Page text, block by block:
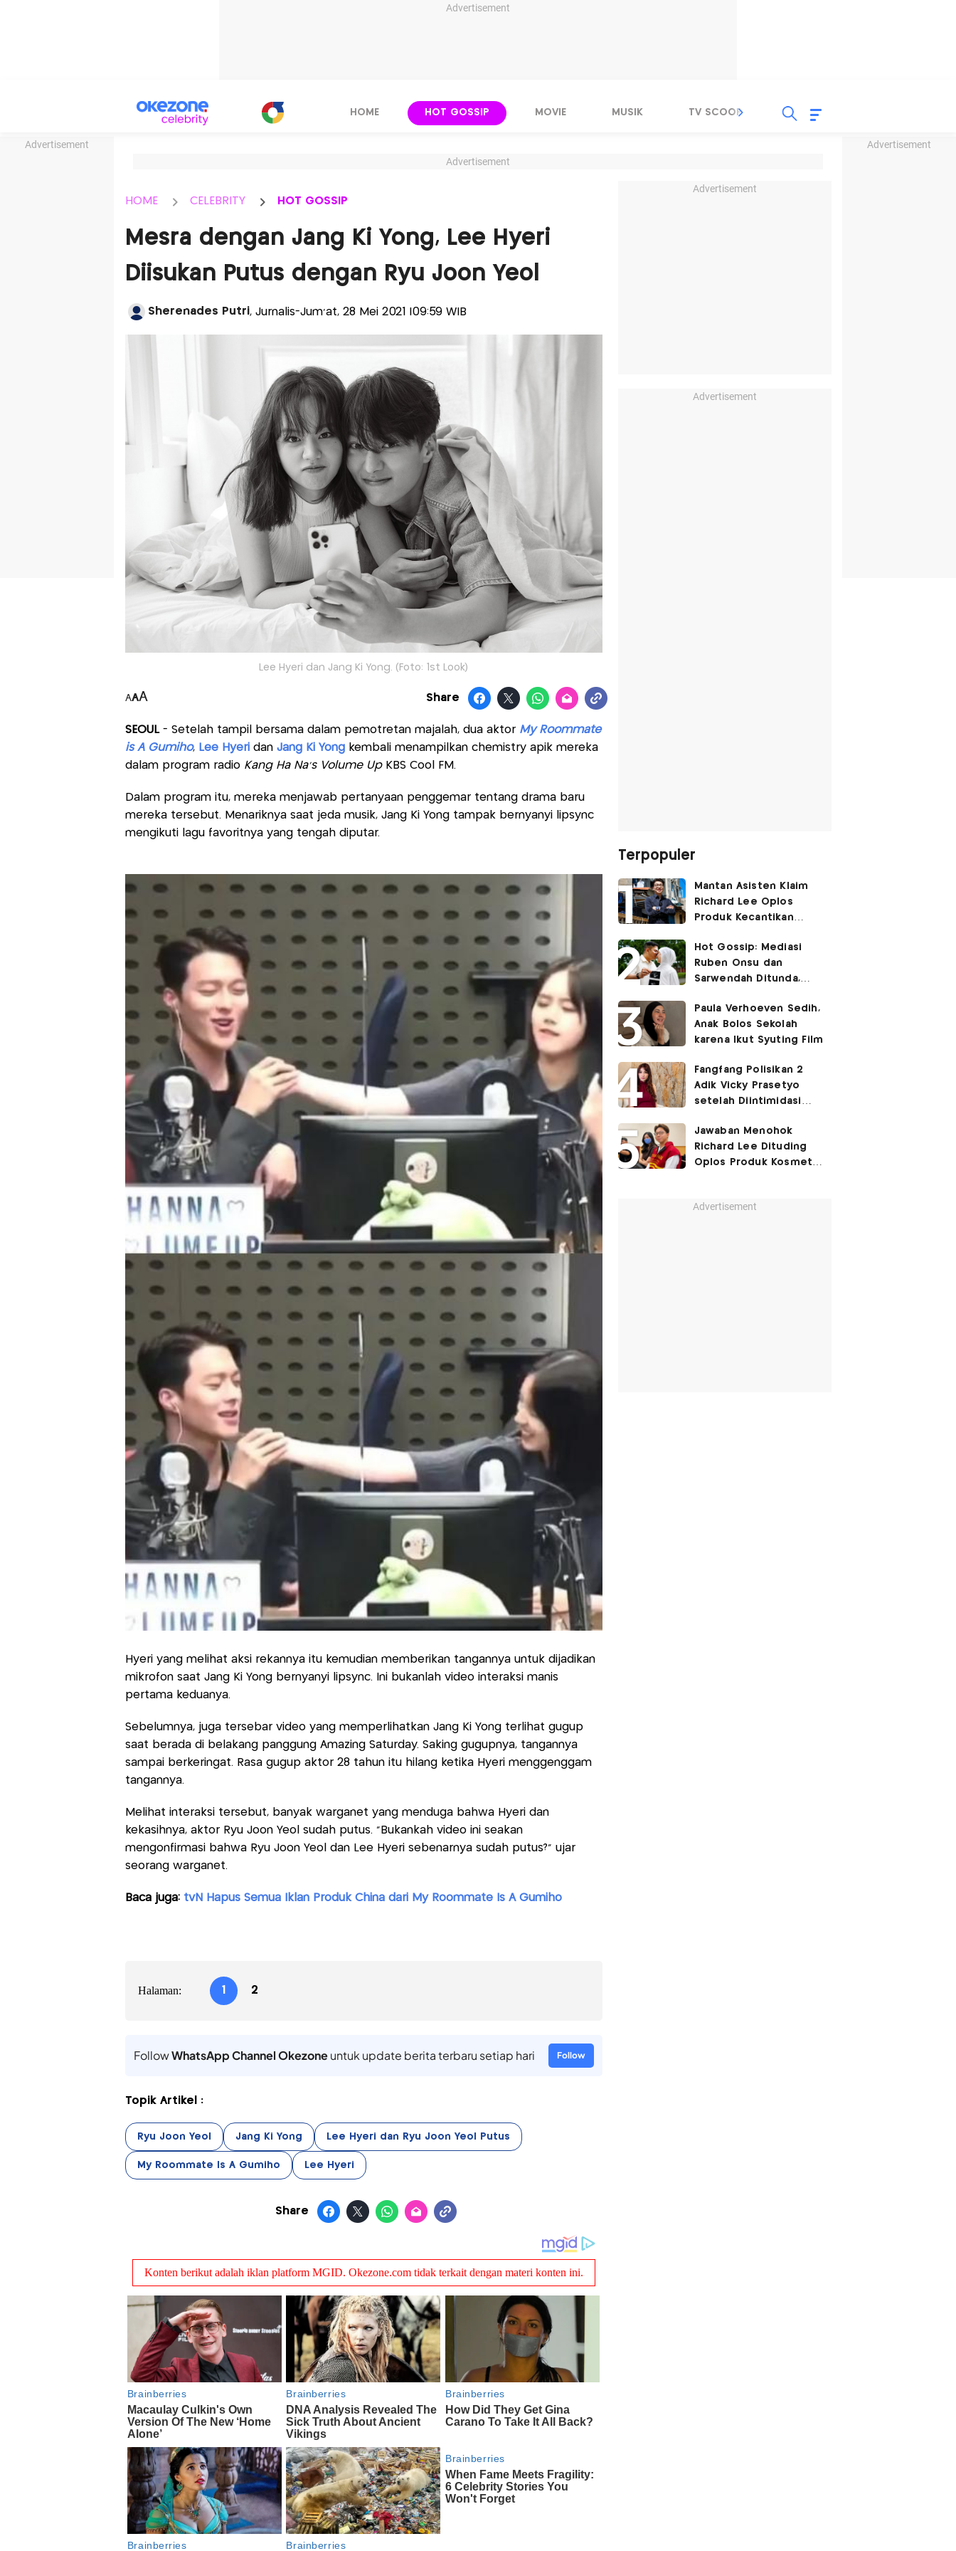
Advertisement
Advertisement Advertisement
HOME HOT GOSSIP MOVIE MUSIK TV SCOOP LIRIK
Advertisement
HOME CELEBRITY HOT GOSSIP
Mesra dengan Jang Ki Yong, Lee Hyeri
Diisukan Putus dengan Ryu Joon Yeol
Sherenades Putri, Jurnalis-Jum'at, 28 Mei 2021 |09:59 WIB
Lee Hyeri dan Jang Ki Yong. (Foto: 1st Look)
AAA Share
SEOUL- Setelah tampil bersama dalam pemotretan majalah, dua aktor My Roommate
is A Gumiho, Lee Hyeri dan Jang Ki Yongkembali menampilkan chemistry apik mereka
dalam program radio Kang Ha Na’s Volume UpKBS Cool FM.
Dalam program itu, mereka menjawab pertanyaan penggemar tentang drama baru
mereka tersebut. Menariknya saat jeda musik, Jang Ki Yong tampak bernyanyi lipsync
mengikuti lagu favoritnya yang tengah diputar.
Hyeri yang melihat aksi rekannya itu kemudian memberikan tangannya untuk dijadikan
mikrofon saat Jang Ki Yong bernyanyi lipsync. Ini bukanlah video interaksi manis
pertama keduanya.
Sebelumnya, juga tersebar video yang memperlihatkan Jang Ki Yong terlihat gugup
saat berada di belakang panggung Amazing Saturday. Saking gugupnya, tangannya
sampai berkeringat. Rasa gugup aktor 28 tahun itu hilang ketika Hyeri menggenggam
tangannya.
Melihat interaksi tersebut, banyak warganet yang menduga bahwa Hyeri dan
kekasihnya, aktor Ryu Joon Yeol sudah putus. “Bukankah video ini seakan
mengonfirmasi bahwa Ryu Joon Yeol dan Lee Hyeri sebenarnya sudah putus?” ujar
seorang warganet.
Baca juga: tvN Hapus Semua Iklan Produk China dari My Roommate Is A Gumiho
Halaman: 1 2
FollowWhatsApp Channel Okezoneuntuk update berita terbaru setiap hari Follow
Topik Artikel :
Ryu Joon Yeol Jang Ki Yong Lee Hyeri dan Ryu Joon Yeol Putus
My Roommate Is A Gumiho Lee Hyeri
Share
Advertisement
Advertisement
Terpopuler
Mantan Asisten Klaim
Richard Lee Oplos
Produk Kecantikan
ke Ani-Ani
Hot Gossip: Mediasi
Ruben Onsu dan
Sarwendah Ditunda,
Ketiga
Paula Verhoeven Sedih,
Anak Bolos Sekolah
karena Ikut Syuting Film
Fangfang Polisikan 2
Adik Vicky Prasetyo
setelah Diintimidasi
Jawaban Menohok
Richard Lee Dituding
Oplos Produk Kosmetik
Advertisement